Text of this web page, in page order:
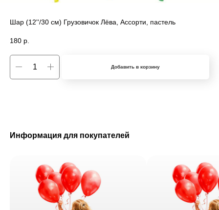
Шар (12''/30 см) Грузовичок Лёва, Ассорти, пастель
180 р.
Добавить в корзину
Информация для покупателей